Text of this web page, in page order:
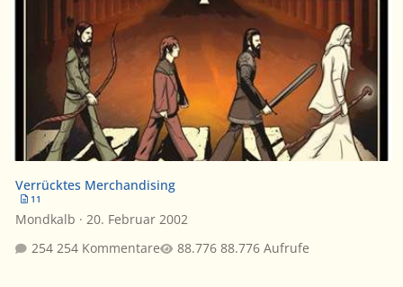
Verrücktes Merchandising
11
Mondkalb · 20. Februar 2002
254 Kommentare
88.776 Aufrufe